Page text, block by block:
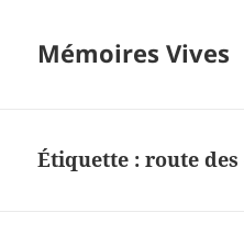
Mémoires Vives
Étiquette :route des